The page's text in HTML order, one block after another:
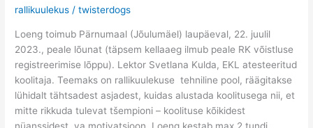
rallikuulekus /twisterdogs
Loeng toimub Pärnumaal (Jõulumäel) laupäeval, 22. juulil
2023., peale lõunat (täpsem kellaaeg ilmub peale RK võistluse
registreerimise lõppu). Lektor Svetlana Kulda, EKL atesteeritud
koolitaja. Teemaks on rallikuulekuse tehniline pool, räägitakse
lühidalt tähtsadest asjadest, kuidas alustada koolitusega nii, et
mitte rikkuda tulevat tšempioni – koolituse kõikidest
nüanssidest, va motivatsioon. Loeng kestab max 2 tundi.
pool”